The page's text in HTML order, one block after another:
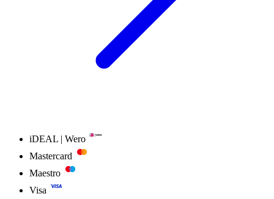
iDEAL | Wero
Mastercard
Maestro
Visa